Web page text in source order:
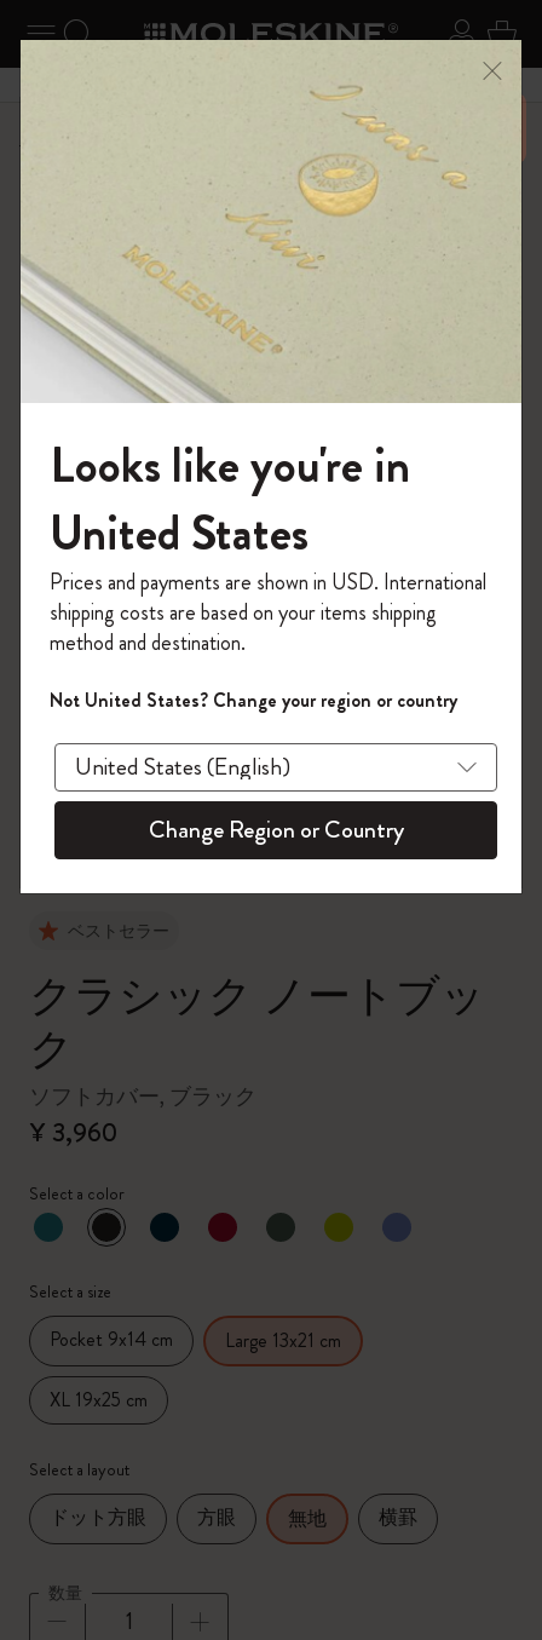
ナビゲーションの切替 ログ
検索 (キーワードなど) カ
6,500円以上のご購入で送料無料 メニ
ーを閉じる
ショップ The Original Notebook
ベストセラー
クラシック ノートブッ
ク
ソフトカバー, ブラック
¥ 3,960
Select a color
選択済
*選択したカラー
Select a size
Pocket 9x14 cm Large 13x21 cm
XL 19x25 cm
Select a layout
ドット方眼 方眼 無地 横罫
数量
モレスキンの世界へようこそ
「WELCOME10」を入力すると、初回注
文が10%オフ＋送料無料になります。セ
ール・アウトレット品は適用外。
Moleskineアカウントを作成して限定オフ
ァーや会員特典、さらに多くのインスピ
レーションを手に入れましょう。
今すぐ会員登録 !
Looks like you're in
United States
Prices and payments are shown in USD. International
shipping costs are based on your items shipping
method and destination.
Not United States? Change your region or country
Change Region or Country